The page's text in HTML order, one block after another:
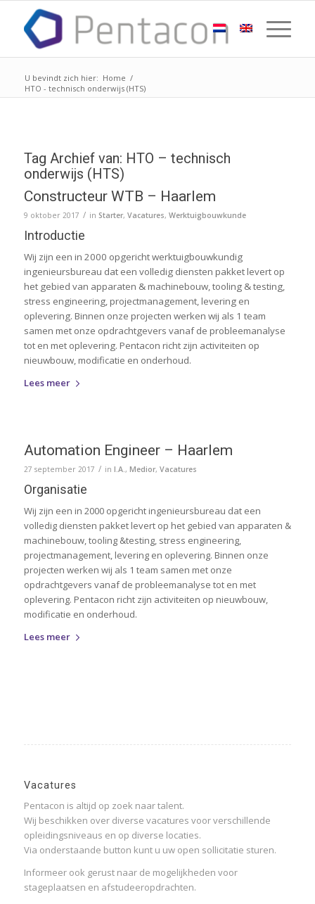
U bevindt zich hier: Home /
HTO - technisch onderwijs (HTS)
Tag Archief van: HTO – technisch
onderwijs (HTS)
Constructeur WTB – Haarlem
9 oktober 2017 / in Starter, Vacatures, Werktuigbouwkunde
Introductie
Wij zijn een in 2000 opgericht werktuigbouwkundig
ingenieursbureau dat een volledig diensten pakket levert op
het gebied van apparaten & machinebouw, tooling & testing,
stress engineering, projectmanagement, levering en
oplevering. Binnen onze projecten werken wij als 1 team
samen met onze opdrachtgevers vanaf de probleemanalyse
tot en met oplevering. Pentacon richt zijn activiteiten op
nieuwbouw, modificatie en onderhoud.
Lees meer
Automation Engineer – Haarlem
27 september 2017 / in I.A., Medior, Vacatures
Organisatie
Wij zijn een in 2000 opgericht ingenieursbureau dat een
volledig diensten pakket levert op het gebied van apparaten &
machinebouw, tooling &testing, stress engineering,
projectmanagement, levering en oplevering. Binnen onze
projecten werken wij als 1 team samen met onze
opdrachtgevers vanaf de probleemanalyse tot en met
oplevering. Pentacon richt zijn activiteiten op nieuwbouw,
modificatie en onderhoud.
Lees meer
Vacatures
Pentacon is altijd op zoek naar talent.
Wij beschikken over diverse vacatures voor verschillende
opleidingsniveaus en op diverse locaties.
Via onderstaande button kunt u uw open sollicitatie sturen.
Informeer ook gerust naar de mogelijkheden voor
stageplaatsen en afstudeeropdrachten.